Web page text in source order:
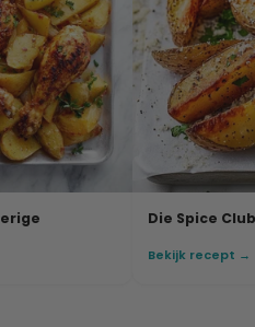
Die Spice
Bekijk recept →